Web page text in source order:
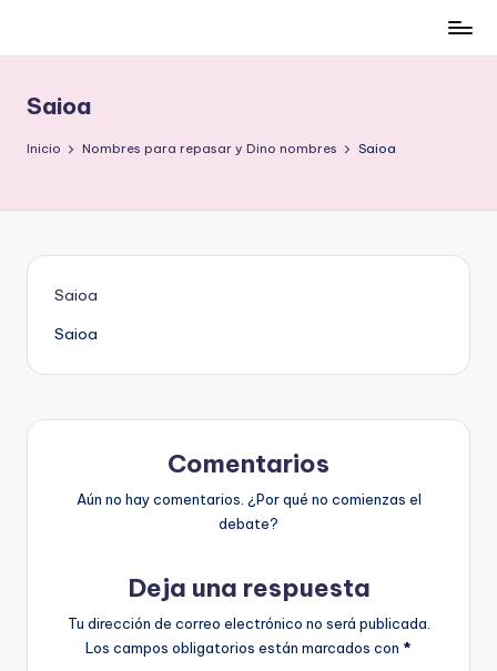
contenido
low-
cost
y
Saioa
Inicio Nombres para repasar y Dino nombres Saioa
Saioa
Saioa
Comentarios
Aún no hay comentarios. ¿Por qué no comienzas el
debate?
Deja una respuesta
Tu dirección de correo electrónico no será publicada.
Los campos obligatorios están marcados con *